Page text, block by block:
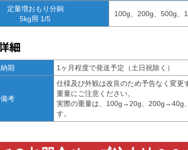
定量増おもり分銅
5kg用 1/5
100g、200g、500g、
納期 1ヶ月程度で発送予定（土日祝除く）
備考
仕様及び外観は改良のため予告なく変更
重量にご注意ください。
実際の重量は、100g→20g、
す。